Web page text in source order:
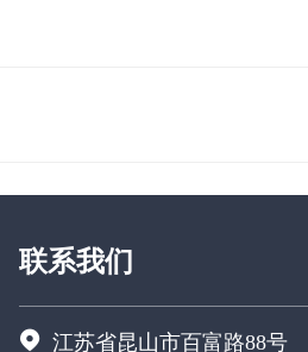
联系我们
 江苏省昆山市百富路88号